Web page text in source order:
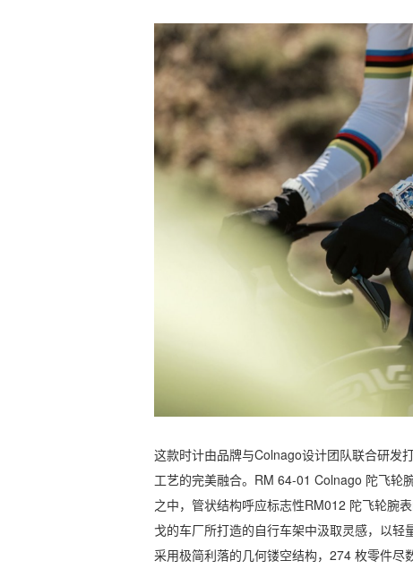
这款时计由品牌与Colnago设计团队联合研发
工艺的完美融合。RM 64-01 Colnago 陀飞轮
之中，管状结构呼应标志性RM012 陀飞轮腕
戈的车厂所打造的自行车架中汲取灵感，以
采用极简利落的几何镂空结构，274 枚零件